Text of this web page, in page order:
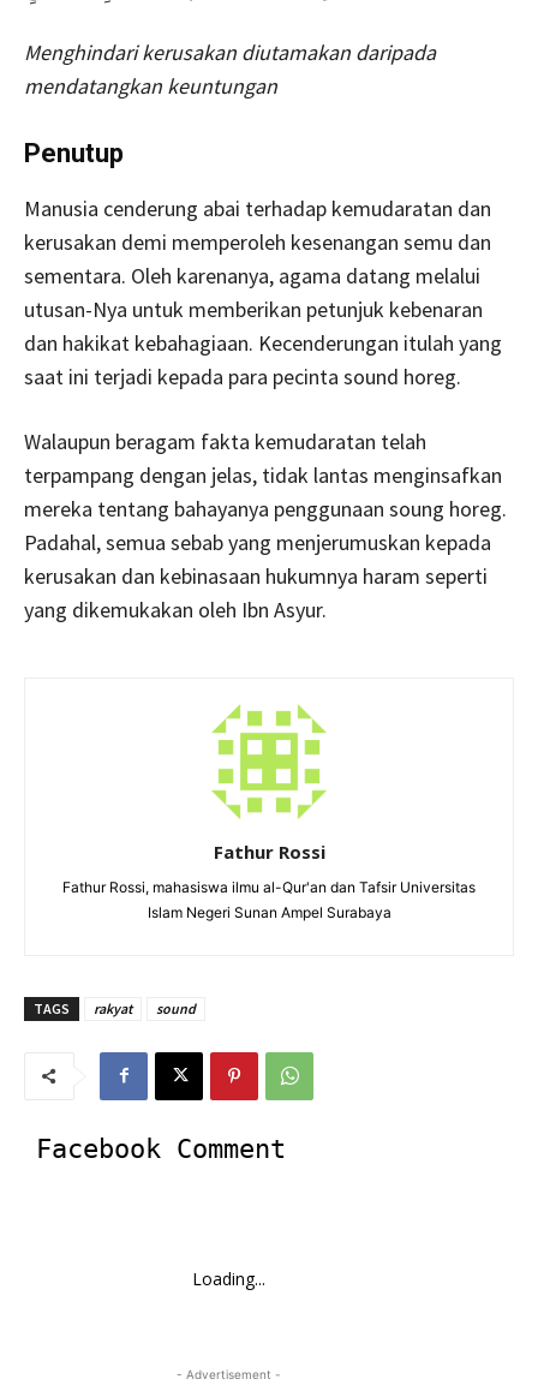
Menghindari kerusakan diutamakan daripada
mendatangkan keuntungan
Penutup
Manusia cenderung abai terhadap kemudaratan dan
kerusakan demi memperoleh kesenangan semu dan
sementara. Oleh karenanya, agama datang melalui
utusan-Nya untuk memberikan petunjuk kebenaran
dan hakikat kebahagiaan. Kecenderungan itulah yang
saat ini terjadi kepada para pecinta sound horeg.
Walaupun beragam fakta kemudaratan telah
terpampang dengan jelas, tidak lantas menginsafkan
mereka tentang bahayanya penggunaan soung horeg.
Padahal, semua sebab yang menjerumuskan kepada
kerusakan dan kebinasaan hukumnya haram seperti
yang dikemukakan oleh Ibn Asyur.
Fathur Rossi
Fathur Rossi, mahasiswa ilmu al-Qur'an dan Tafsir Universitas
Islam Negeri Sunan Ampel Surabaya
TAGS rakyat sound
Facebook Comment
Loading...
- Advertisement -